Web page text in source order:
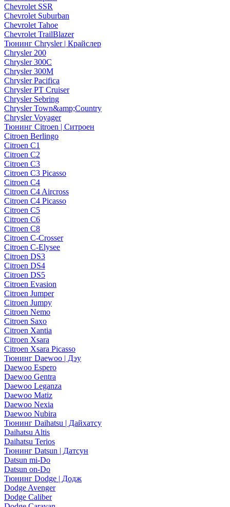
Chevrolet SSR
Chevrolet Suburban
Chevrolet Tahoe
Chevrolet TrailBlazer
Тюнинг Chrysler | Крайслер
Chrysler 200
Chrysler 300C
Chrysler 300M
Chrysler Pacifica
Chrysler PT Cruiser
Chrysler Sebring
Chrysler Town&amp;Country
Chrysler Voyager
Тюнинг Citroen | Ситроен
Citroen Berlingo
Citroen C1
Citroen C2
Citroen C3
Citroen C3 Picasso
Citroen C4
Citroen C4 Aircross
Citroen C4 Picasso
Citroen C5
Citroen C6
Citroen C8
Citroen C-Crosser
Citroen C-Elysee
Citroen DS3
Citroen DS4
Citroen DS5
Citroen Evasion
Citroen Jumper
Citroen Jumpy
Citroen Nemo
Citroen Saxo
Citroen Xantia
Citroen Xsara
Citroen Xsara Picasso
Тюнинг Daewoo | Дэу
Daewoo Espero
Daewoo Gentra
Daewoo Leganza
Daewoo Matiz
Daewoo Nexia
Daewoo Nubira
Тюнинг Daihatsu | Дайхатсу
Daihatsu Altis
Daihatsu Terios
Тюнинг Datsun | Датсун
Datsun mi-Do
Datsun on-Do
Тюнинг Dodge | Додж
Dodge Avenger
Dodge Caliber